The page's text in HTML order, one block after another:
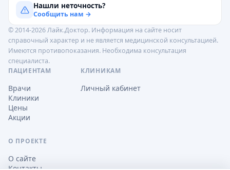
Нашли неточность?
Сообщить нам →
© 2014-2026 Лайк.Доктор. Информация на сайте носит
справочный характер и не является медицинской консультацией.
Имеются противопоказания. Необходима консультация
специалиста.
ПАЦИЕНТАМ
Врачи
Клиники
Цены
Акции
КЛИНИКАМ
Личный кабинет
О ПРОЕКТЕ
О сайте